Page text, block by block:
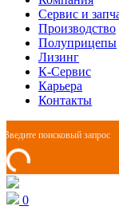
Сервис и
Производство
Полуприцепы
Лизинг
К-Сервис
Карьера
Контакты
0